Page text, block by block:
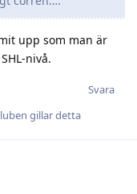
upp som man är
nivå.
Svara
gillar detta